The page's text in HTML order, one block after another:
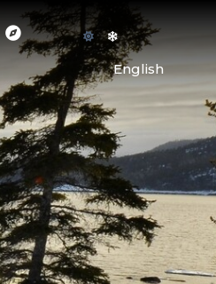
English